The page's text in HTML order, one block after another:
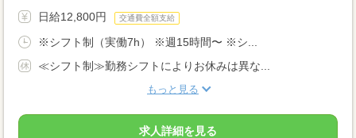
日給12,800円 交通費全額支給
※シフト制（実働7h） ※週15時間〜 ※シ...
≪シフト制≫勤務シフトによりお休みは異な...
もっと見る
求人詳細を見る